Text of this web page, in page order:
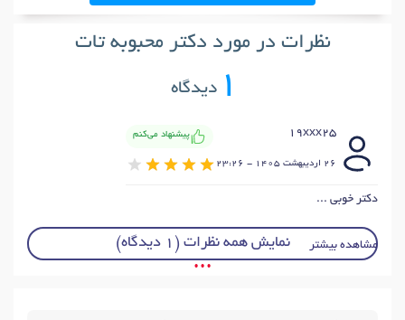
نظرات در مورد دکتر محبوبه تات
1دیدگاه
19xxx25 پیشنهاد می‌کنم
26 ارديبهشت 1405 - 23:26
دکتر خوبی ...
مشاهده بیشتر نمایش همه نظرات (1 دیدگاه)
• • •